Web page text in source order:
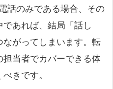
話のみである場合、その
あれば、結局「話し
がってしまいます。転
当者でカバーできる体
きです。